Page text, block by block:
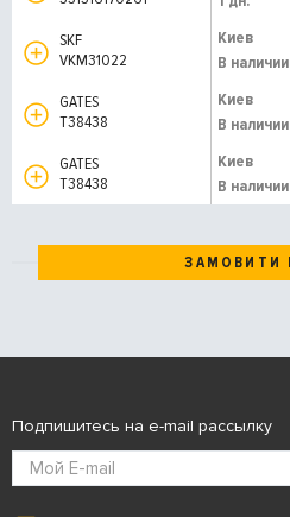
SKF
VKM31022
Киев
В наличии
GATES
T38438
Киев
В наличии
GATES
T38438
Киев
В наличии
ЗАМОВИТИ
Подпишитесь на e-mail рассылку